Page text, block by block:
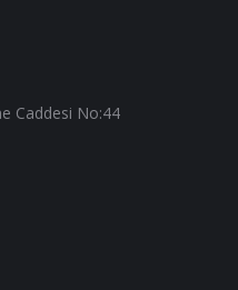
Caddesi No:44